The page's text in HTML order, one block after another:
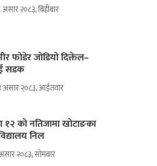
असार २०८३, बिहीबार
फोडेर जोडियो दिक्तेल–
सडक
असार २०८३, आईतवार
१२ को नतिजामा खोटाङका
निल
२०८३, सोमबार